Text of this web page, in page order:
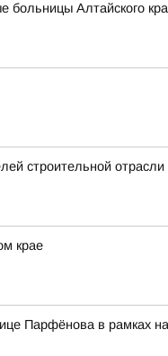
больницы Алтайского
строительной отрасли
крае
Парфёнова в рамках